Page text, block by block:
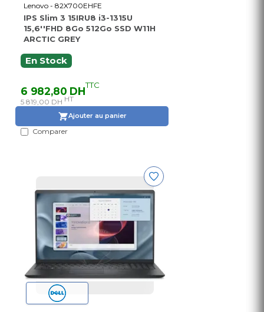
Lenovo - 82X700EHFE
IPS Slim 3 15IRU8 i3-1315U
15,6''FHD 8Go 512Go SSD W11H
ARCTIC GREY
En Stock
6 982,80 DHTTC
5 819,00 DH HT
Ajouter au panier
Comparer